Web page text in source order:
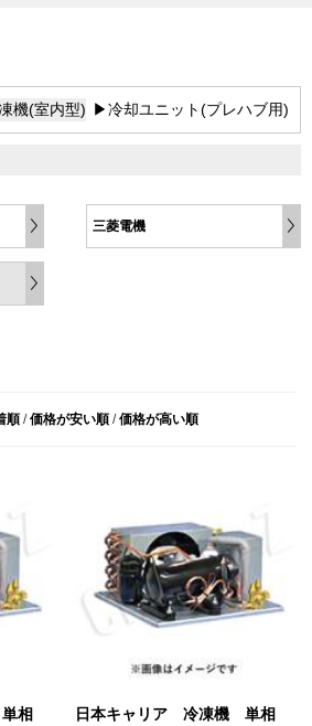
機(室内型) ▶冷却ユニット(プレハブ用)
三菱電機
順 /価格が安い順 /価格が高い順
相
日本キャリア 冷凍機 単相